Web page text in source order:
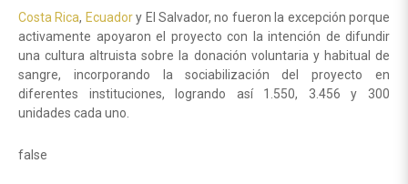
Costa Rica, Ecuadory El Salvador, no fueron la excepción porque
activamente apoyaron el proyecto con la intención de difundir
una cultura altruista sobre la donación voluntaria y habitual de
sangre, incorporando la sociabilización del proyecto en
diferentes instituciones, logrando así 1.550, 3.456 y 300
unidades cada uno.
false